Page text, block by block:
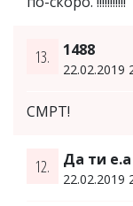
13. 1488
22.02.2019
СМРТ!
12. Да ти
22.02.2019